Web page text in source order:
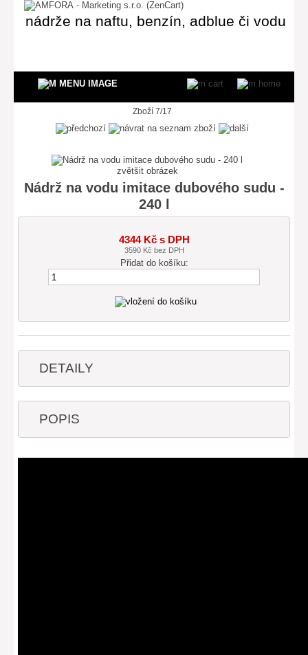
nádrže na naftu, benzín, adblue či vodu
Zboží 7/17
zvětšit obrázek
Nádrž na vodu imitace dubového sudu -
240 l
4344 Kč s DPH
3590 Kč bez DPH
DETAILY
POPIS